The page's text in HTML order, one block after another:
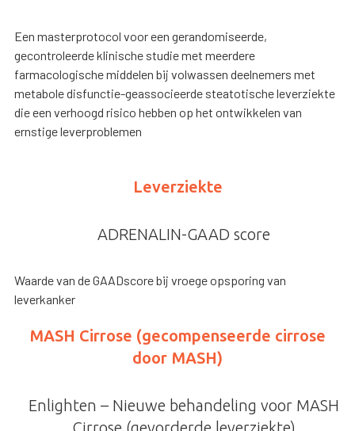
Een masterprotocol voor een gerandomiseerde,
gecontroleerde klinische studie met meerdere
farmacologische middelen bij volwassen deelnemers met
metabole disfunctie-geassocieerde steatotische leverziekte
die een verhoogd risico hebben op het ontwikkelen van
ernstige leverproblemen
Leverziekte
ADRENALIN-GAAD score
Waarde van de GAADscore bij vroege opsporing van
leverkanker
MASH Cirrose (gecompenseerde cirrose
door MASH)
Enlighten – Nieuwe behandeling voor MASH